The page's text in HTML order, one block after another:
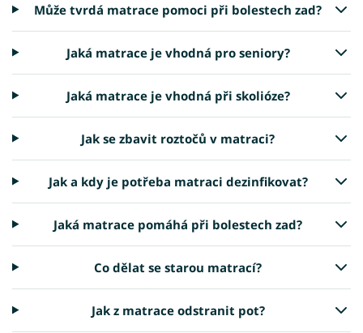
Může tvrdá matrace pomoci při bolestech zad?
Jaká matrace je vhodná pro seniory?
Jaká matrace je vhodná při skolióze?
Jak se zbavit roztočů v matraci?
Jak a kdy je potřeba matraci dezinfikovat?
Jaká matrace pomáhá při bolestech zad?
Co dělat se starou matrací?
Jak z matrace odstranit pot?